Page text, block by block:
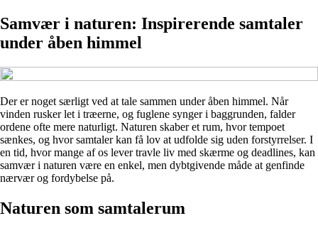
Samvær i naturen: Inspirerende samtaler
under åben himmel
Der er noget særligt ved at tale sammen under åben himmel. Når
vinden rusker let i træerne, og fuglene synger i baggrunden, falder
ordene ofte mere naturligt. Naturen skaber et rum, hvor tempoet
sænkes, og hvor samtaler kan få lov at udfolde sig uden forstyrrelser. I
en tid, hvor mange af os lever travle liv med skærme og deadlines, kan
samvær i naturen være en enkel, men dybtgivende måde at genfinde
nærvær og fordybelse på.
Naturen som samtalerum